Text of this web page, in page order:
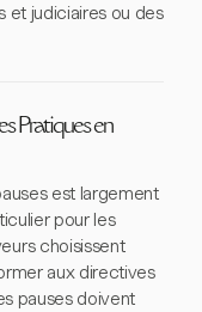
et judiciaires ou des
Pratiques en
est largement
pour les
choisissent
aux directives
pauses doivent